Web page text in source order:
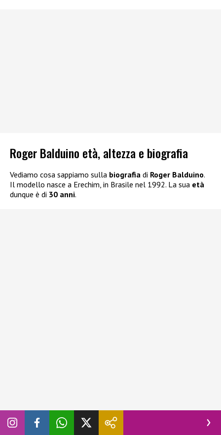
Roger Balduino età, altezza e biografia
Vediamo cosa sappiamo sulla biografia di Roger Balduino.
Il modello nasce a Erechim, in Brasile nel 1992. La sua età
dunque è di 30 anni.